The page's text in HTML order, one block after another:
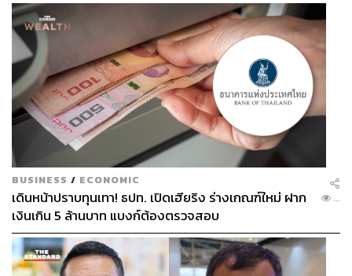
BUSINESS / ECONOMIC
เดินหน้าปราบทุนเทา! ธปท. เปิดเฮียริง ร่างเกณฑ์ใหม่ ฝาก
เงินเกิน 5 ล้านบาท แบงก์ต้องตรวจสอบ
...